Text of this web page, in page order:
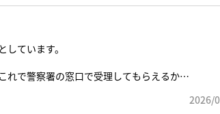
ています。
れで警察署の窓口で受理してもらえるか不
2026/